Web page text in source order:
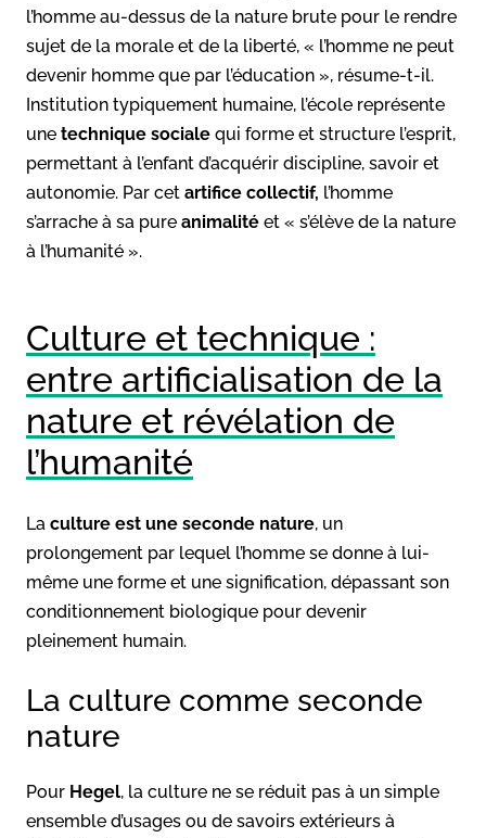
l’homme au-dessus de la nature brute pour le rendre
sujet de la morale et de la liberté, « l’homme ne peut
devenir homme que par l’éducation », résume-t-il.
Institution typiquement humaine, l’école représente
une technique sociale qui forme et structure l’esprit,
permettant à l’enfant d’acquérir discipline, savoir et
autonomie. Par cet artifice collectif, l’homme
s’arrache à sa pure animalité et « s’élève de la nature
à l’humanité ».
Culture et technique :
entre artificialisation de la
nature et révélation de
l’humanité
La culture est une seconde nature, un
prolongement par lequel l’homme se donne à lui-
même une forme et une signification, dépassant son
conditionnement biologique pour devenir
pleinement humain.
La culture comme seconde
nature
Pour Hegel, la culture ne se réduit pas à un simple
ensemble d’usages ou de savoirs extérieurs à